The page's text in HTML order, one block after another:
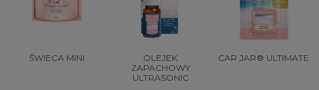
ŚWIECA MINI
OLEJEK
ZAPACHOWY
ULTRASONIC
CAR JAR® ULTIMATE